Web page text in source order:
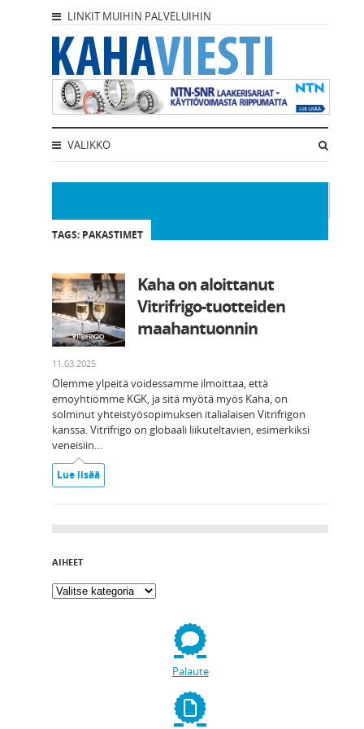
LINKIT MUIHIN PALVELUIHIN
VALIKKO
TAGS: PAKASTIMET
Kaha on aloittanut
Vitrifrigo-tuotteiden
maahantuonnin
11.03.2025
Olemme ylpeitä voidessamme ilmoittaa, että
emoyhtiömme KGK, ja sitä myötä myös Kaha, on
solminut yhteistyösopimuksen italialaisen Vitrifrigon
kanssa. Vitrifrigo on globaali liikuteltavien, esimerkiksi
veneisiin…
Lue lisää
AIHEET
Palaute